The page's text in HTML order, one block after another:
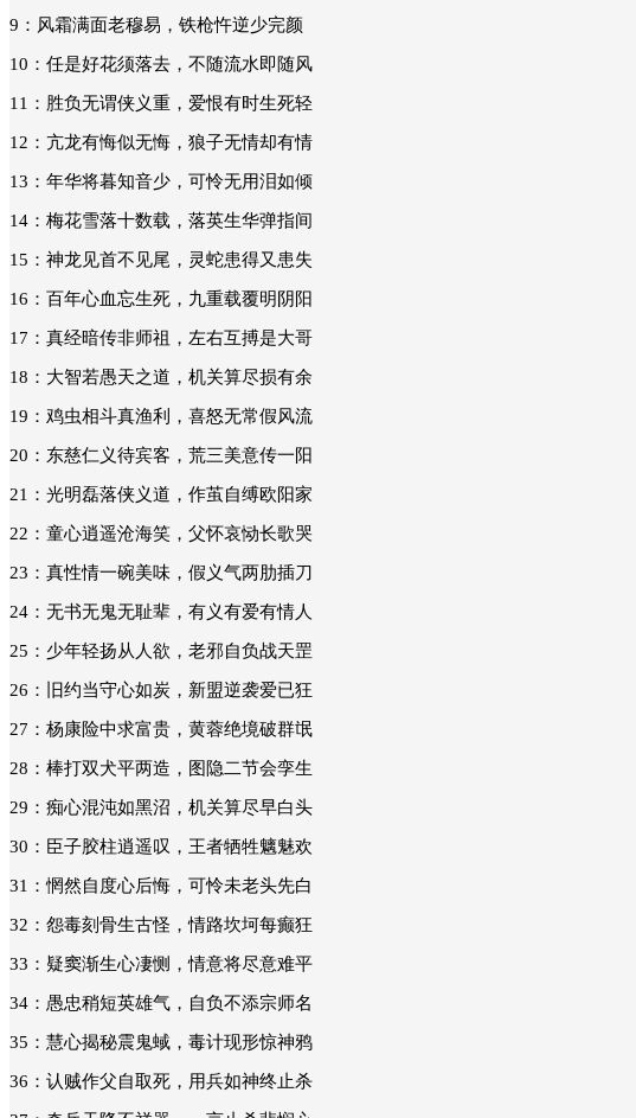
9 ：风霜满面老穆易，铁枪忤逆少完颜
10 ：任是好花须落去，不随流水即随风
11 ：胜负无谓侠义重，爱恨有时生死轻
12 ：亢龙有悔似无悔，狼子无情却有情
13 ：年华将暮知音少，可怜无用泪如倾
14 ：梅花雪落十数载，落英生华弹指间
15 ：神龙见首不见尾，灵蛇患得又患失
16 ：百年心血忘生死，九重载覆明阴阳
17 ：真经暗传非师祖，左右互搏是大哥
18 ：大智若愚天之道，机关算尽损有余
19 ：鸡虫相斗真渔利，喜怒无常假风流
20 ：东慈仁义待宾客，荒三美意传一阳
21 ：光明磊落侠义道，作茧自缚欧阳家
22 ：童心逍遥沧海笑，父怀哀恸长歌哭
23 ：真性情一碗美味，假义气两肋插刀
24 ：无书无鬼无耻辈，有义有爱有情人
25 ：少年轻扬从人欲，老邪自负战天罡
26 ：旧约当守心如炭，新盟逆袭爱已狂
27 ：杨康险中求富贵，黄蓉绝境破群氓
28 ：棒打双犬平两造，图隐二节会孪生
29 ：痴心混沌如黑沼，机关算尽早白头
30 ：臣子胶柱逍遥叹，王者牺牲魑魅欢
31 ：惘然自度心后悔，可怜未老头先白
32 ：怨毒刻骨生古怪，情路坎坷每癫狂
33 ：疑窦渐生心凄恻，情意将尽意难平
34 ：愚忠稍短英雄气，自负不添宗师名
35 ：慧心揭秘震鬼蜮，毒计现形惊神鸦
36 ：认贼作父自取死，用兵如神终止杀